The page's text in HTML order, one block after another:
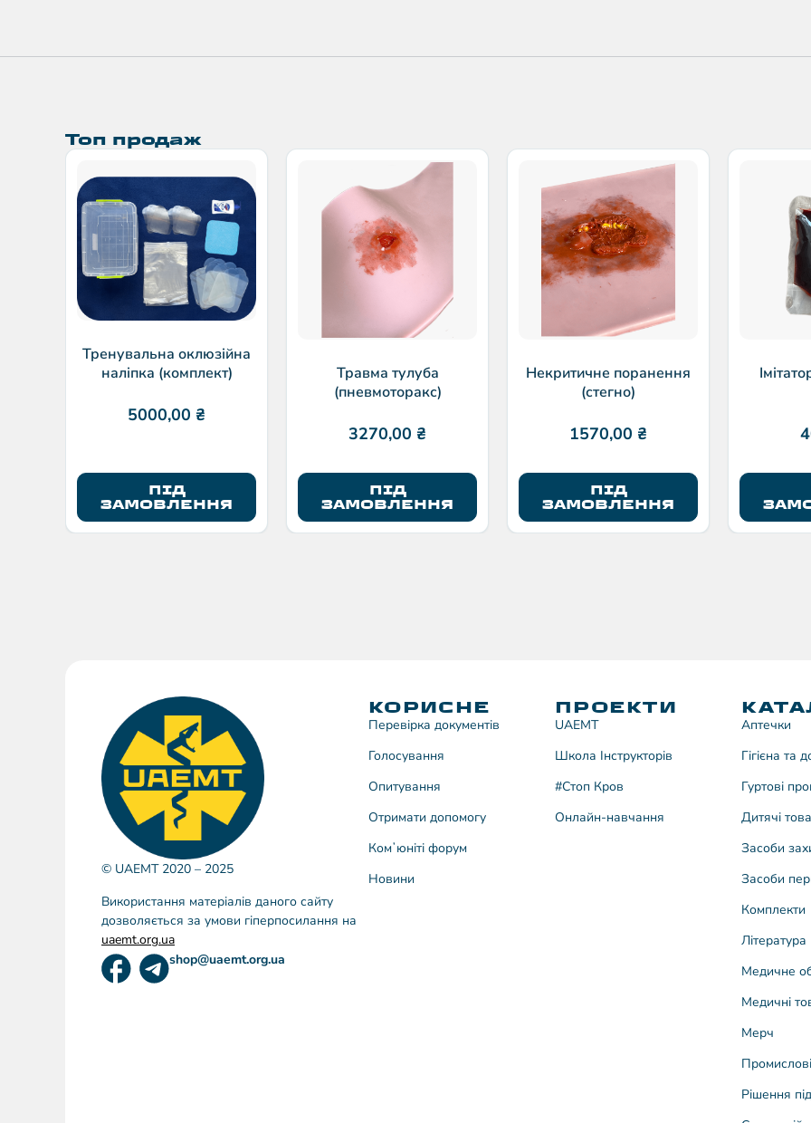
Топ продаж
Тренувальна оклюзійна
наліпка (комплект)
5000,00 ₴
ПІД
ЗАМОВЛЕННЯ
Травма тулуба
(пневмоторакс)
3270,00 ₴
ПІД
ЗАМОВЛЕННЯ
Некритичне поранення
(стегно)
1570,00 ₴
ПІД
ЗАМОВЛЕННЯ
© UAEMT 2020 – 2025
Використання матеріалів даного сайту
дозволяється за умови гіперпосилання на
uaemt.org.ua
shop@uaemt.org.ua
КОРИСНЕ
Перевірка документів
Голосування
Опитування
Отримати допомогу
Комʼюніті форум
Новини
ПРОЕКТИ
UAEMT
Школа Інструкторів
#Стоп Кров
Онлайн-навчання
Аптечки
Гігієна та
Гуртові
Дитячі
Засоби
Засоби
Комплекти
Література
Медичне
Медичні
Мерч
Рішення